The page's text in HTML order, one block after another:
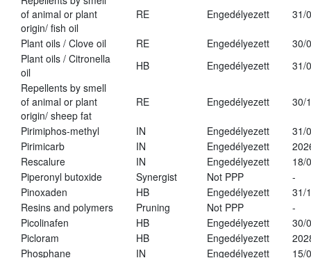
of animal or plant
origin/ fish oil
RE Engedélyezett 31/
Plant oils / Clove oil RE Engedélyezett
30/
Plant oils / Citronella
oil
HB Engedélyezett
31/
Repellents by smell
of animal or plant
origin/ sheep fat
RE Engedélyezett 30/
Pirimiphos-methyl IN Engedélyezett
31/
Pirimicarb
IN Engedélyezett
Rescalure
IN Engedélyezett
18/
Piperonyl butoxide
Synergist Not PPP
-
Pinoxaden
HB Engedélyezett
31/
Resins and polymers
Pruning Not PPP
-
Picolinafen
HB Engedélyezett
30/
Picloram
HB Engedélyezett
Phosphane
IN Engedélyezett
15/